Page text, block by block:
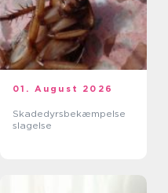
01. August 2026
Skadedyrsbekæmpelse
slagelse